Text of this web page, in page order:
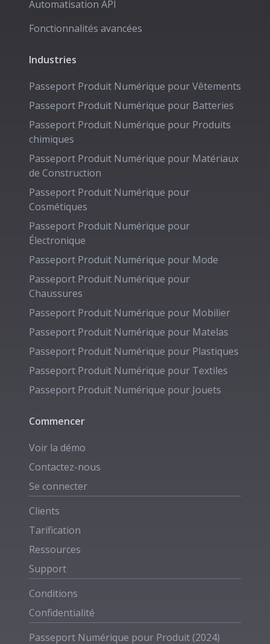
Automatisation API
Fonctionnalités avancées
Industries
Passeport Produit Numérique pourVêtements
Passeport Produit Numérique pour Batteries
Passeport Produit Numérique pour Produits
chimiques
Passeport Produit Numérique pour Matériaux
de Construction
Passeport Produit Numérique pour
Cosmétiques
Passeport Produit Numérique pour
Électronique
Passeport Produit Numérique pour Mode
Passeport Produit Numérique pour
Chaussures
Passeport Produit Numérique pour Mobilier
Passeport Produit Numérique pour Matelas
Passeport Produit Numérique pour Plastiques
Passeport Produit Numérique pour Textiles
Passeport Produit Numérique pour Jouets
Commencer
Voir la démo
Contactez-nous
Se connecter
Clients
Tarification
Ressources
Support
Conditions
Confidentialité
Passeport Numérique pour Produit (2024)